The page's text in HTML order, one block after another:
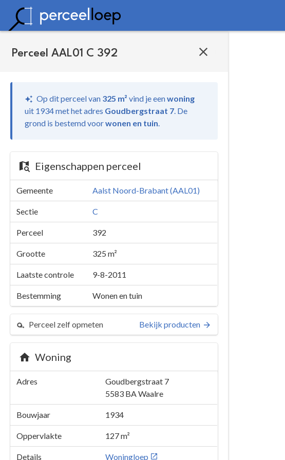
Perceel AAL01 C 392
Op dit perceel van 325 m² vind jeeenwoning
uit 1934 met het adres Goudbergstraat 7. De
grond is bestemd voorwonen en tuin.
Eigenschappen perceel
Gemeente Aalst Noord-Brabant (AAL01)
Sectie C
Perceel 392
Grootte 325 m²
Laatste controle 9-8-2011
Bestemming Wonen en tuin
Perceel zelf opmeten Bekijk producten
Woning
Adres
Goudbergstraat 7
5583 BAWaalre
Bouwjaar 1934
Oppervlakte 127 m²
Details Woningloep